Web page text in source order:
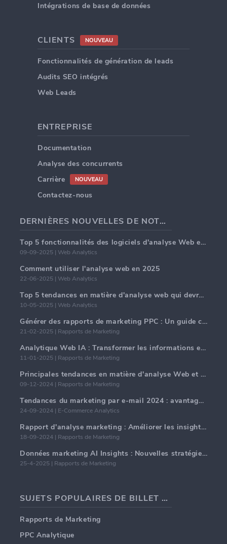
Intégrations de base de données
CLIENTS NOUVEAU
Fonctionnalités de génération de leads
Audits SEO intégrés
Web Leads
ENTREPRISE
Documentation
Analyse des concurrents
Carrière
NOUVEAU
Contactez-nous
DERNIÈRES NOUVELLES DE NOTRE BLOG
Top 5 fonctionnalités des logiciels d'analyse Web en 2025
09-09-2025 | Web Analytics
Comment utiliser l'analyse web en 2025
22-06-2025 | Web Analytics
Top 5 tendances en matière d'analyse web qui devraient dominer en 2025
10-05-2025 | Web Analytics
Générer des rapports de marketing PPC : Un guide complet
21-02-2025 | Rapports de Marketing
Analytique Web IA : Transformer les informations en données avec précision
11-01-2025 | Rapports de Marketing
Principales tendances en matière d'analyse Web et d'IA en 2024
09-12-2024 | Rapports de Marketing
Tendances du marketing par e-mail 2024 : avantages de l'hyper-personnalisation
24-09-2024 | E-Commerce Analytics
Rapport d'analyse marketing : Améliorer les insights commerciaux
18-09-2024 | Rapports de Marketing
Données marketing AI Insights : Nouvelles stratégies commerciales pour 2024
25-4-2025 | Rapports de Marketing
SUJETS POPULAIRES DE BILLET DE BLOG
Rapports de Marketing
PPC Analytique